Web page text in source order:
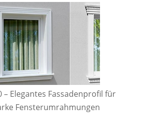
– Elegantes Fassadenprofil für
Fensterumrahmungen